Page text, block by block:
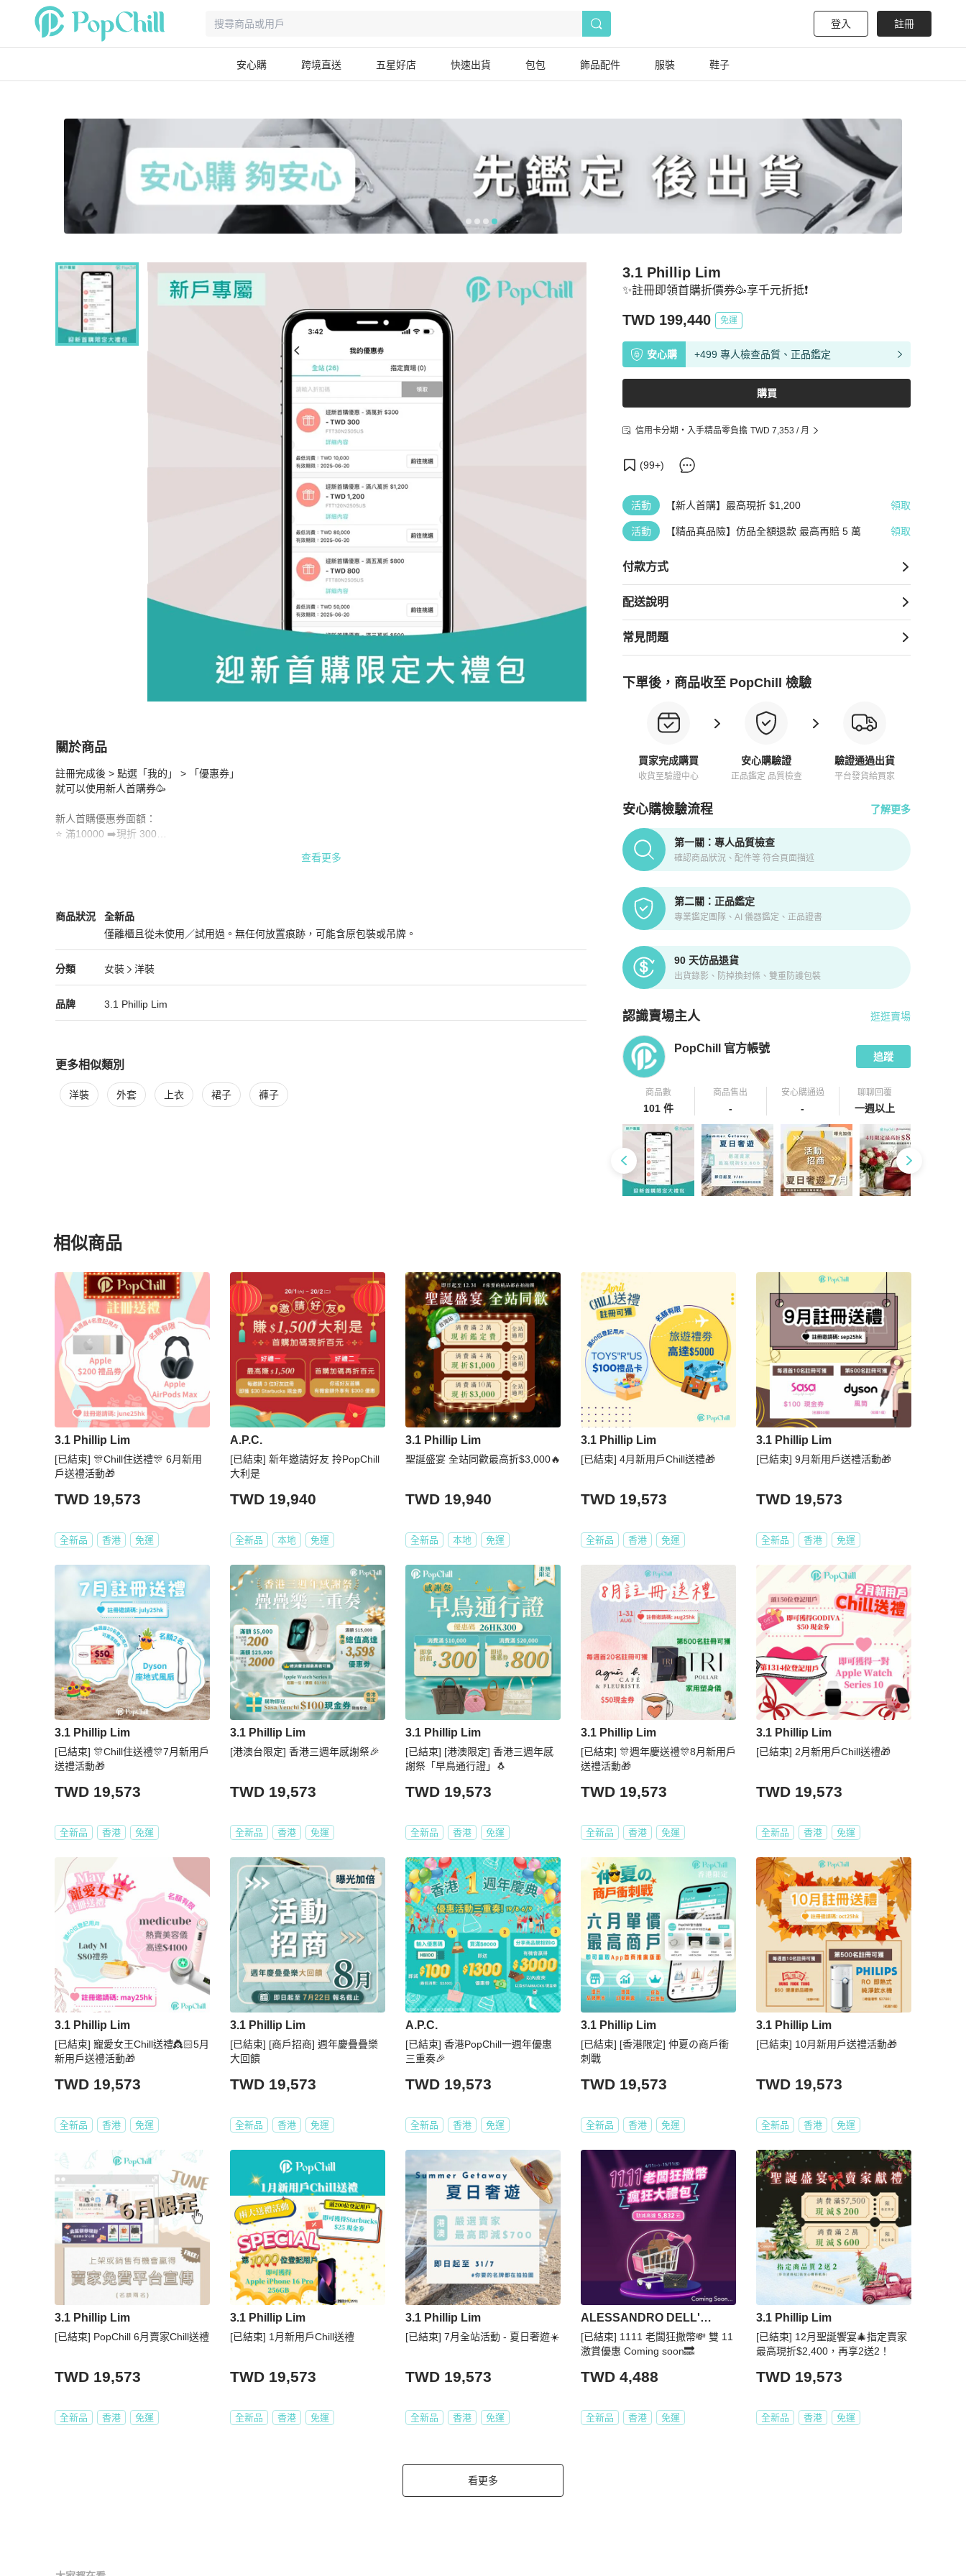
登入 註冊
安心購 跨境直送 五星好店 快速出貨 包包 飾品配件 服裝 鞋子
✨註冊即領首購折價券🥳享千元折抵❗
3.1 Phillip Lim
TWD 199,440 免運
安心購 +499 專人檢查品質、正品鑑定
購買
信用卡分期・入手精品零負擔 TWD 7,353 / 月
(99+)
活動 【新人首購】最高現折 $1,200 領取
活動 【精品真品險】仿品全額退款 最高再賠 5 萬 領取
付款方式
配送說明
常見問題
下單後，商品收至 PopChill 檢驗
買家完成購買
收貨至驗證中心
安心購驗證
正品鑑定 品質檢查
驗證通過出貨
平台發貨給買家
安心購檢驗流程 了解更多
PopChill拍拍圈正品驗證、安心購檢驗流程介紹
第一關：專人品質檢查
確認商品狀況、配件等 符合頁面描述
第二關：正品鑑定
專業鑑定團隊、AI 儀器鑑定、正品證書
90 天仿品退貨
出貨錄影、防掉換封條、雙重防護包裝
認識賣場主人
PopChill 拍拍圈嚴選賣家
逛逛賣場
PopChill 官方帳號
追蹤
商品數
101 件
商品售出
-
安心購通過
-
聊聊回覆
一週以上
關於商品
關於✨註冊即領首購折價券🥳享千元折抵❗
註冊完成後 > 點選「我的」 > 「優惠券」
就可以使用新人首購券🥳
新人首購優惠券面額：
⭐ 滿10000 ➡️現折 300
⚠️首購為 APP 限定使用，每個用戶擁有四張優惠券，請「擇一使用」！
格)。
2️⃣優惠碼只適用於首次於 App 購買之用戶。
3️⃣每筆訂單限輸入一個折扣碼，恕無法與其他優惠共同使用。
查看更多
商品狀況
3.1 Phillip Lim女裝
全新品
僅離櫃且從未使用／試用過。無任何放置痕跡，可能含原包裝或吊牌。
全新品
分類
3.1 Phillip Lim女裝分類資訊
女裝
洋裝
女裝/洋裝推薦
品牌
3.1 Phillip Lim 精品女裝品牌介紹
3.1 Phillip Lim
3.1 Phillip Lim 推薦清單
更多相似類別
更多3.1 Phillip Lim 女裝 相似商品推薦
洋裝 外套 上衣 裙子 褲子
相似商品
更多相似3.1 Phillip Lim女裝推薦精品
3.1 Phillip Lim
[已結束] 🎊Chill住送禮🎊 6月新用
戶送禮活動🎁
TWD 19,573
全新品 香港 免運
A.P.C.
[已結束] 新年邀請好友 拎PopChill
大利是
TWD 19,940
全新品 本地 免運
3.1 Phillip Lim
聖誕盛宴 全站同歡最高折$3,000🔥
TWD 19,940
全新品 本地 免運
3.1 Phillip Lim
[已結束] 4月新用戶Chill送禮🎁
TWD 19,573
全新品 香港 免運
3.1 Phillip Lim
[已結束] 9月新用戶送禮活動🎁
TWD 19,573
全新品 香港 免運
3.1 Phillip Lim
[已結束] 🎊Chill住送禮🎊7月新用戶
送禮活動🎁
TWD 19,573
全新品 香港 免運
3.1 Phillip Lim
[港澳台限定] 香港三週年感謝祭🎉
TWD 19,573
全新品 香港 免運
3.1 Phillip Lim
[已結束] [港澳限定] 香港三週年感
謝祭「早鳥通行證」🐧
TWD 19,573
全新品 香港 免運
3.1 Phillip Lim
[已結束] 🎊週年慶送禮🎊8月新用戶
送禮活動🎁
TWD 19,573
全新品 香港 免運
3.1 Phillip Lim
[已結束] 2月新用戶Chill送禮🎁
TWD 19,573
全新品 香港 免運
3.1 Phillip Lim
[已結束] 寵愛女王Chill送禮👸🏻5月
新用戶送禮活動🎁
TWD 19,573
全新品 香港 免運
3.1 Phillip Lim
[已結束] [商戶招商] 週年慶疊疊樂
大回饋
TWD 19,573
全新品 香港 免運
A.P.C.
[已結束] 香港PopChill一週年優惠
三重奏🎉
TWD 19,573
全新品 香港 免運
3.1 Phillip Lim
[已結束] [香港限定] 仲夏の商戶衝
刺戰
TWD 19,573
全新品 香港 免運
3.1 Phillip Lim
[已結束] 10月新用戶送禮活動🎁
TWD 19,573
全新品 香港 免運
3.1 Phillip Lim
[已結束] PopChill 6月賣家Chill送禮
TWD 19,573
全新品 香港 免運
3.1 Phillip Lim
[已結束] 1月新用戶Chill送禮
TWD 19,573
全新品 香港 免運
3.1 Phillip Lim
[已結束] 7月全站活動 - 夏日奢遊☀️
TWD 19,573
全新品 香港 免運
ALESSANDRO DELL'ACQUA
[已結束] 1111 老闆狂撒幣💸 雙 11
激賞優惠 Coming soon🔜
TWD 4,488
全新品 香港 免運
3.1 Phillip Lim
[已結束] 12月聖誕饗宴🎄指定賣家
最高現折$2,400，再享2送2！
TWD 19,573
全新品 香港 免運
看更多